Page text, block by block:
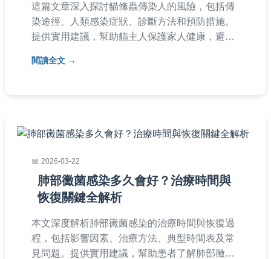
這篇文章深入探討貓絛蟲傳染人的風險，包括傳
染途徑、人類感染症狀、診斷方法和預防措施。
提供實用建議，幫助貓主人保護家人健康，避免
訊準確可靠。
閱讀全文
2026-03-22
肺部黴菌感染多久會好？治療時間與
恢復關鍵全解析
本文深度解析肺部黴菌感染的治療時間與恢復過
程，包括影響因素、治療方法、典型時間表及常
見問題。提供實用建議，幫助患者了解肺部黴菌